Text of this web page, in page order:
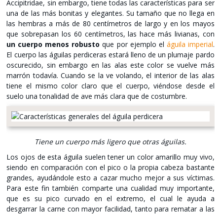
Accipitridae, sin embargo, tiene todas las características para ser
una de las más bonitas y elegantes. Su tamaño que no llega en
las hembras a más de 80 centímetros de largo y en los mayos
que sobrepasan los 60 centímetros, las hace más livianas, con
un cuerpo menos robusto que por ejemplo el águila imperial.
El cuerpo las águilas perdiceras estará lleno de un plumaje pardo
oscurecido, sin embargo en las alas este color se vuelve más
marrón todavía. Cuando se la ve volando, el interior de las alas
tiene el mismo color claro que el cuerpo, viéndose desde el
suelo una tonalidad de ave más clara que de costumbre.
Tiene un cuerpo más ligero que otras águilas.
Los ojos de esta águila suelen tener un color amarillo muy vivo,
siendo en comparación con el pico o la propia cabeza bastante
grandes, ayudándole esto a cazar mucho mejor a sus víctimas.
Para este fin también comparte una cualidad muy importante,
que es su pico curvado en el extremo, el cual le ayuda a
desgarrar la carne con mayor facilidad, tanto para rematar a las